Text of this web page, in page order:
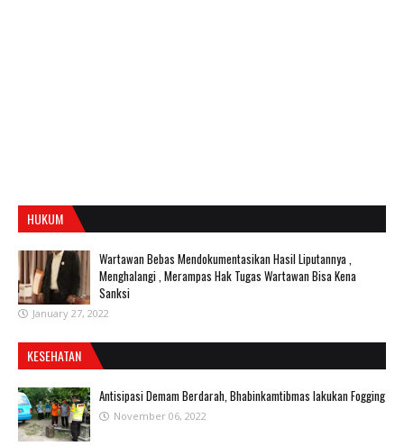
HUKUM
Wartawan Bebas Mendokumentasikan Hasil Liputannya ,
Menghalangi , Merampas Hak Tugas Wartawan Bisa Kena
Sanksi
January 27, 2022
KESEHATAN
Antisipasi Demam Berdarah, Bhabinkamtibmas lakukan Fogging
November 06, 2022